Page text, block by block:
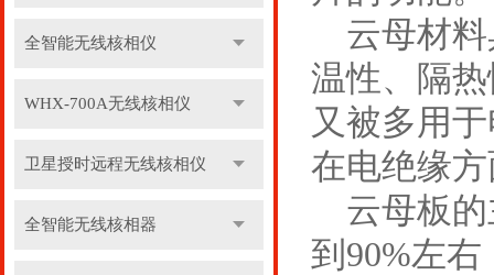
全智能无线核相仪
WHX-700A无线核相仪
卫星授时远程无线核相仪
全智能无线核相器
云母材料
温性、隔
又被多用
在电绝缘
云母板
到90%左